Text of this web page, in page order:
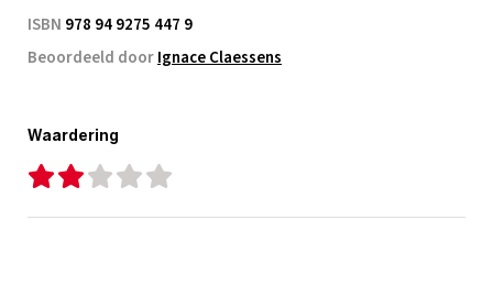
ISBN 978 94 9275 447 9
Beoordeeld doorIgnace Claessens
Waardering